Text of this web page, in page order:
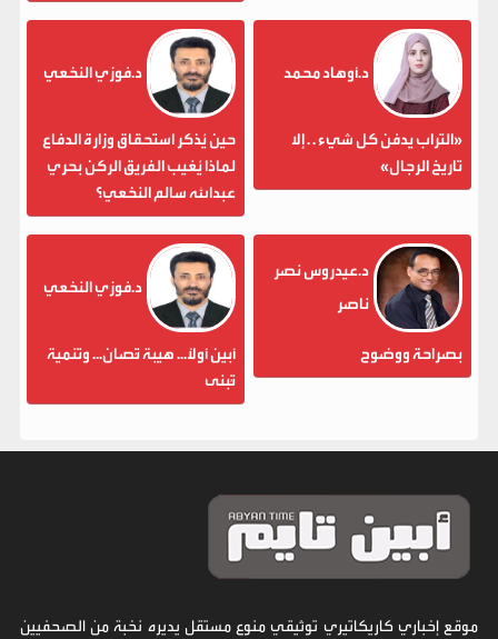
د.أوهاد محمد
«التراب يدفن كل شيء . . إلا
تاريخ الرجال»
د.فوزي النخعي
حين يُذكر استحقاق وزارة الدفاع
لماذا يُغيب الفريق الركن بحري
عبدالله سالم النخعي؟
د.عيدروس نصر
ناصر
بصراحة ووضوح
د.فوزي النخعي
أبين أولاً... هيبة تُصان... وتنمية
تُبنى
موقع إخباري كاريكاتيري توثيقي منوع مستقل يديره نخبة من الصحفيين